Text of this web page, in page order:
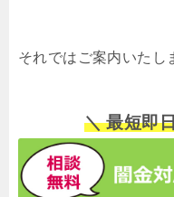
それではご案内いたし
＼ 最短即